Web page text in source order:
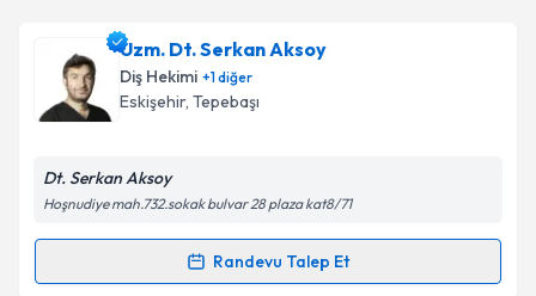
Uzm. Dt. Nur Burcu Ulusoyiçin randevu takvimi
talebi oluşturun. Size bu uzmandan randevu almanız
için bir takvim hazırlandığında e-posta ile
bilgilendireceğiz.
Kişisel verilerimin işlenmesine ilişkinAydınlatma
Uzm. Dt. Serkan Aksoy
Diş Hekimi +1diğer
Eskişehir, Tepebaşı
Dt. Serkan Aksoy
Hoşnudiye mah.732.sokak bulvar 28 plaza kat8/71
Randevu Talep Et
Randevu Takvimi Talebi